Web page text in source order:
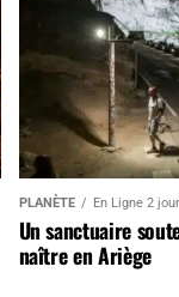
PLANÈTE En Ligne 2
Un sanctuaire
naître en Ariège